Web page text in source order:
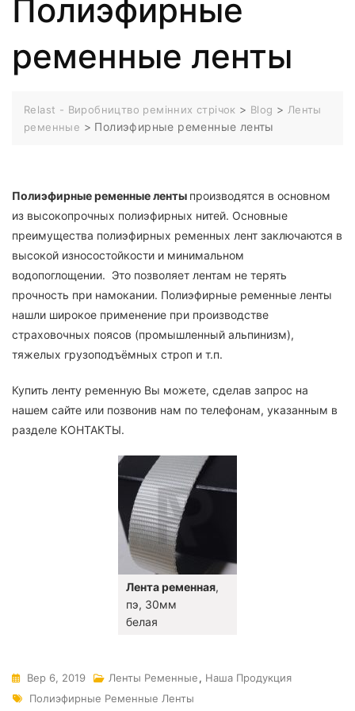
Полиэфирные
ременные ленты
Relast - Виробництво ремінних стрічок > Blog > Ленты
ременные > Полиэфирные ременные ленты
Полиэфирные ременные ленты производятся в основном
из высокопрочных полиэфирных нитей. Основные
преимущества полиэфирных ременных лент заключаются в
высокой износостойкости и минимальном
водопоглощении. Это позволяет лентам не терять
прочность при намокании. Полиэфирные ременные ленты
нашли широкое применение при производстве
страховочных поясов (промышленный альпинизм),
тяжелых грузоподъёмных строп и т.п.
Купить ленту ременную Вы можете, сделав запрос на
нашем сайте или позвонив нам по телефонам, указанным в
разделе КОНТАКТЫ.
Лента ременная,
пэ, 30мм
белая
Вер 6, 2019 Ленты Ременные, Наша Продукция
Полиэфирные Ременные Ленты